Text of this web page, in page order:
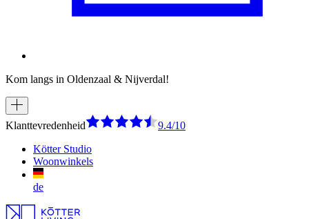
Kom langs in Oldenzaal & Nijverdal!
Klanttevredenheid
9.4/10
Kötter Studio
Woonwinkels
de